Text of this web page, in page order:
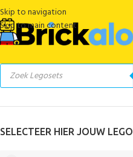
Skip to navigation
Skip to main content
SELECTEER HIER JOUW LEGO